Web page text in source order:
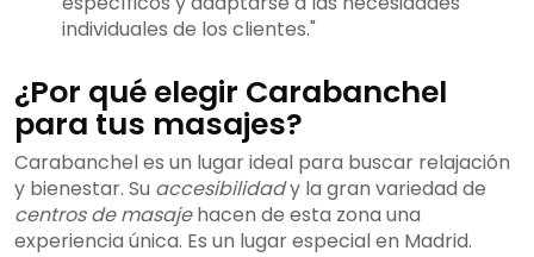
individuales de los clientes."
¿Por qué elegir Carabanchel
para tus masajes?
Carabanchel es un lugar ideal para buscar relajación
y bienestar. Su accesibilidady la gran variedad de
centros de masajehacen de esta zona una
experiencia única. Es un lugar especial en Madrid.